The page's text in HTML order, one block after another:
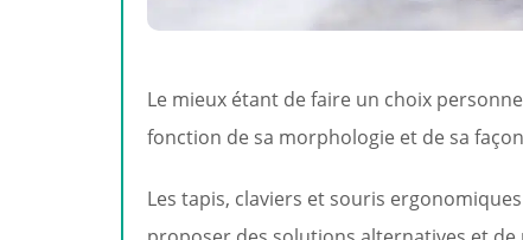
Le mieux étant de faire un choix
fonction de sa morphologie et de sa
Les tapis, claviers et souris